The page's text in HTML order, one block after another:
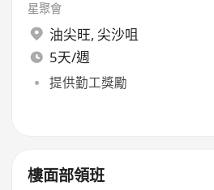
星聚會
油尖旺, 尖沙咀
5天/週
提供勤工獎勵
樓面部領班